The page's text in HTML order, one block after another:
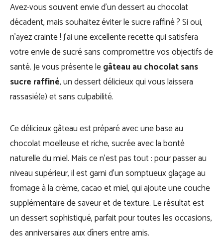
Avez-vous souvent envie d’un dessert au chocolat
décadent, mais souhaitez éviter le sucre raffiné ? Si oui,
n’ayez crainte ! J’ai une excellente recette qui satisfera
votre envie de sucré sans compromettre vos objectifs de
santé. Je vous présente legâteau au chocolat sans
sucre raffiné, un dessert délicieux qui vous laissera
rassasié(e) et sans culpabilité.
Ce délicieux gâteau est préparé avec une base au
chocolat moelleuse et riche, sucrée avec la bonté
naturelle du miel. Mais ce n’est pas tout : pour passer au
niveau supérieur, il est garni d’un somptueux glaçage au
fromage à la crème, cacao et miel, qui ajoute une couche
supplémentaire de saveur et de texture. Le résultat est
un dessert sophistiqué, parfait pour toutes les occasions,
des anniversaires aux dîners entre amis.